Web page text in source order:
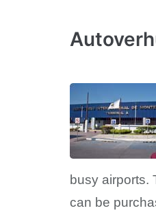
busy airports.
can be